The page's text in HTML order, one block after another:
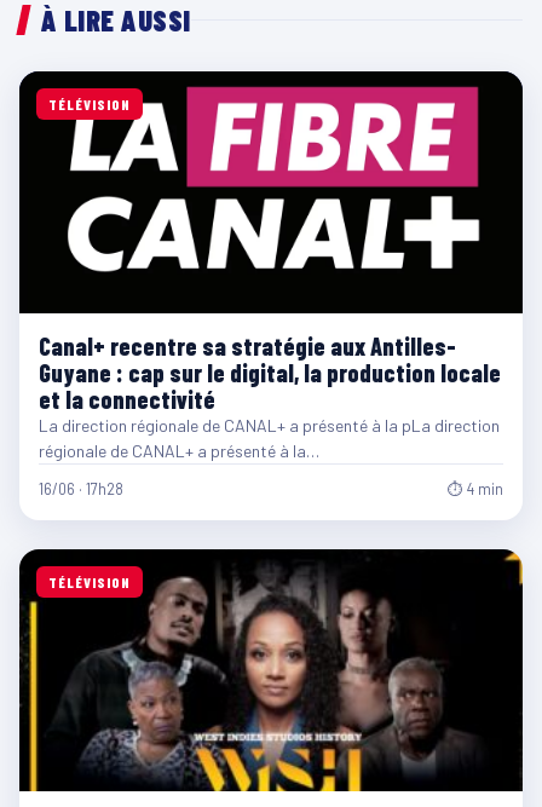
À LIRE AUSSI
TÉLÉVISION
Canal+ recentre sa stratégie aux Antilles-
Guyane : cap sur le digital, la production locale
et la connectivité
La direction régionale de CANAL+ a présenté à la pLa direction
régionale de CANAL+ a présenté à la…
16/06 · 17h28 ⏱ 4 min
TÉLÉVISION